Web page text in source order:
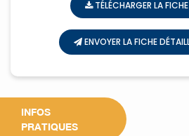
TÉLÉCHARGER LA
ENVOYER LA FICHE
INFOS
PRATIQUES